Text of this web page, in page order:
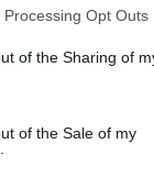
website/app uses
or usage
to Google and its
specified
Opt Outs
of the Sharing of
of the Sale of my